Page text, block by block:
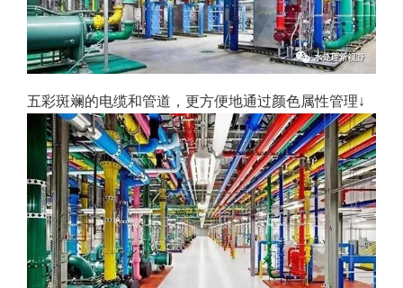
五彩斑斓的电缆和管道，更方便地通过颜色属性管理↓